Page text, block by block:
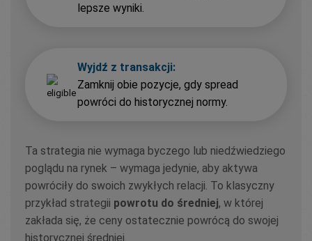
lepsze wyniki.
Wyjdź z transakcji:
Zamknij obie pozycje, gdy spread
powróci do historycznej normy.
Ta strategia nie wymaga byczego lub niedźwiedziego
poglądu na rynek – wymaga jedynie, aby aktywa
powróciły do swoich zwykłych relacji. To klasyczny
przykład strategii powrotu do średniej, w której
zakłada się, że ceny ostatecznie powrócą do swojej
historycznej średniej.